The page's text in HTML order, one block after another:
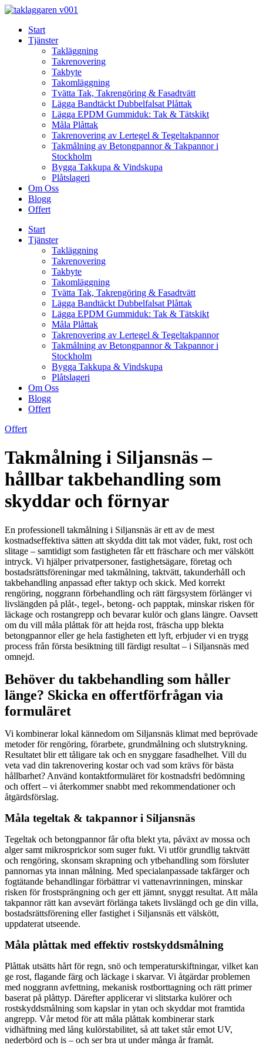
Skip
contentStart
Tjänster
Takläggning
Takrenovering
Takbyte
Takomläggning
Tvätta Tak, Takrengöring & Fasadtvätt
Lägga Bandtäckt Dubbelfalsat Plåttak
Lägga EPDM Gummiduk: Tak & Tätskikt
Måla Plåttak
Takrenovering av Lertegel & Tegeltakpannor
Takmålning av Betongpannor & Takpannor i
Stockholm
Bygga Takkupa & Vindskupa
Plåtslageri
Om Oss
Blogg
Offert
Start
Tjänster
Takläggning
Takrenovering
Takbyte
Takomläggning
Tvätta Tak, Takrengöring & Fasadtvätt
Lägga Bandtäckt Dubbelfalsat Plåttak
Lägga EPDM Gummiduk: Tak & Tätskikt
Måla Plåttak
Takrenovering av Lertegel & Tegeltakpannor
Takmålning av Betongpannor & Takpannor i
Stockholm
Bygga Takkupa & Vindskupa
Plåtslageri
Om Oss
Blogg
Offert
Offert
Takmålning i Siljansnäs –
hållbar takbehandling som
skyddar och förnyar
En professionell takmålning i Siljansnäs är ett av de mest
kostnadseffektiva sätten att skydda ditt tak mot väder, fukt, rost och
slitage – samtidigt som fastigheten får ett fräschare och mer välskött
intryck. Vi hjälper privatpersoner, fastighetsägare, företag och
bostadsrättsföreningar med takmålning, taktvätt, takunderhåll och
takbehandling anpassad efter taktyp och skick. Med korrekt
rengöring, noggrann förbehandling och rätt färgsystem förlänger vi
livslängden på plåt-, tegel-, betong- och papptak, minskar risken för
läckage och rostangrepp och bevarar kulör och glans längre. Oavsett
om du vill måla plåttak för att hejda rost, fräscha upp blekta
betongpannor eller ge hela fastigheten ett lyft, erbjuder vi en trygg
process från första besiktning till färdigt resultat – i Siljansnäs med
omnejd.
Behöver du takbehandling som håller
länge? Skicka en offertförfrågan via
formuläret
Vi kombinerar lokal kännedom om Siljansnäs klimat med beprövade
metoder för rengöring, förarbete, grundmålning och slutstrykning.
Resultatet blir ett tåligare tak och en snyggare fasadhelhet. Vill du
veta vad din takrenovering kostar och vad som krävs för bästa
hållbarhet? Använd kontaktformuläret för kostnadsfri bedömning
och offert – vi återkommer snabbt med rekommendationer och
åtgärdsförslag.
Måla tegeltak & takpannor i Siljansnäs
Tegeltak och betongpannor får ofta blekt yta, påväxt av mossa och
alger samt mikrosprickor som suger fukt. Vi utför grundlig taktvätt
och rengöring, skonsam skrapning och ytbehandling som försluter
pannornas yta innan målning. Med specialanpassade takfärger och
fogtätande behandlingar förbättrar vi vattenavrinningen, minskar
risken för frostsprängning och ger ett jämnt, snyggt resultat. Att måla
takpannor rätt kan avsevärt förlänga takets livslängd och ge din villa,
bostadsrättsförening eller fastighet i Siljansnäs ett välskött,
uppdaterat utseende.
Måla plåttak med effektiv rostskyddsmålning
Plåttak utsätts hårt för regn, snö och temperaturskiftningar, vilket kan
ge rost, flagande färg och läckage i skarvar. Vi åtgärdar problemen
med noggrann avfettning, mekanisk rostborttagning och rätt primer
baserat på plåttyp. Därefter applicerar vi slitstarka kulörer och
rostskyddsmålning som kapslar in ytan och skyddar mot framtida
angrepp. Vår metod för att måla plåttak kombinerar stark
vidhäftning med lång kulörstabilitet, så att taket står emot UV,
nederbörd och is – och ser bra ut under många år framåt.